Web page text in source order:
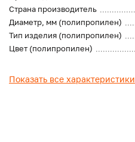
Страна производитель
Диаметр, мм (полипропилен)
Тип изделия (полипропилен)
Цвет (полипропилен)
Показать все характеристики